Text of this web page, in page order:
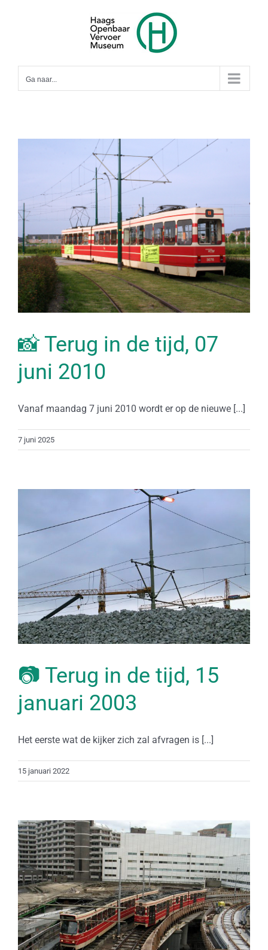
Ga naar...
📸 Terug in de tijd, 07
juni 2010
Vanaf maandag 7 juni 2010 wordt er op de nieuwe [...]
7 juni 2025
📷 Terug in de tijd, 15
januari 2003
Het eerste wat de kijker zich zal afvragen is [...]
15 januari 2022